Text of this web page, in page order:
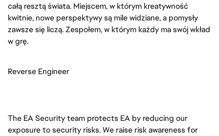
całą resztą świata. Miejscem, w którym kreatywność
kwitnie, nowe perspektywy są mile widziane, a pomysły
zawsze się liczą. Zespołem, w którym każdy ma swój wkład
w grę.
Reverse Engineer
The EA Security team protects EA by reducing our
exposure to security risks. We raise risk awareness for